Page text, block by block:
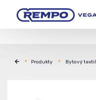
Produkty Bytový textil